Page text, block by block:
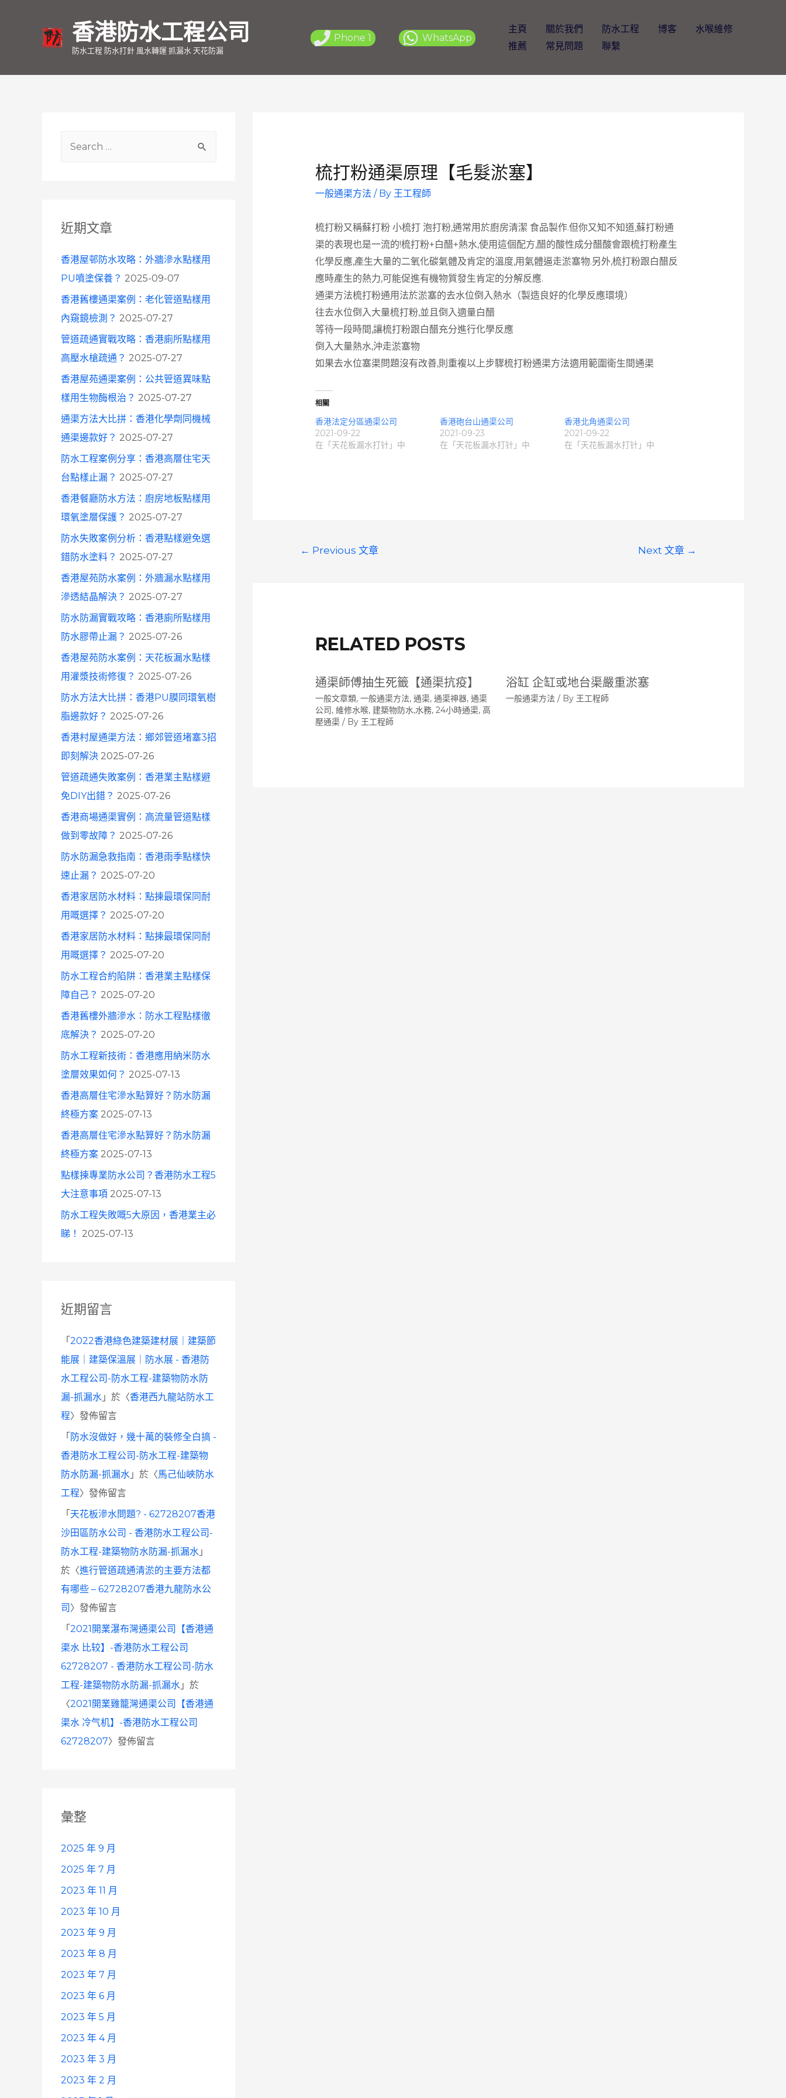
香港防水工程公司
防水工程 防水打針 風水轉運 抓漏水 天花防漏
Phone 1 WhatsApp
主頁 關於我們 防水工程 博客
水喉維修
推薦
常見問題 聯繫
h
近期文章
香港屋邨防水攻略：外牆滲水點樣用
PU噴塗保養？ 2025-09-07
香港舊樓通渠案例：老化管道點樣用
內窺鏡檢測？ 2025-07-27
管道疏通實戰攻略：香港廁所點樣用
高壓水槍疏通？ 2025-07-27
香港屋苑通渠案例：公共管道異味點
樣用生物酶根治？ 2025-07-27
通渠方法大比拼：香港化學劑同機械
通渠邊款好？ 2025-07-27
防水工程案例分享：香港高層住宅天
台點樣止漏？ 2025-07-27
香港餐廳防水方法：廚房地板點樣用
環氧塗層保護？ 2025-07-27
防水失敗案例分析：香港點樣避免選
錯防水塗料？ 2025-07-27
香港屋苑防水案例：外牆漏水點樣用
滲透結晶解決？ 2025-07-27
防水防漏實戰攻略：香港廁所點樣用
防水膠帶止漏？ 2025-07-26
香港屋苑防水案例：天花板漏水點樣
用灌漿技術修復？ 2025-07-26
防水方法大比拼：香港PU膜同環氧樹
脂邊款好？ 2025-07-26
香港村屋通渠方法：鄉郊管道堵塞3招
即刻解決 2025-07-26
管道疏通失敗案例：香港業主點樣避
免DIY出錯？ 2025-07-26
香港商場通渠實例：高流量管道點樣
做到零故障？ 2025-07-26
防水防漏急救指南：香港雨季點樣快
速止漏？ 2025-07-20
香港家居防水材料：點揀最環保同耐
用嘅選擇？ 2025-07-20
香港家居防水材料：點揀最環保同耐
用嘅選擇？ 2025-07-20
防水工程合約陷阱：香港業主點樣保
障自己？ 2025-07-20
香港舊樓外牆滲水：防水工程點樣徹
底解決？ 2025-07-20
防水工程新技術：香港應用納米防水
塗層效果如何？ 2025-07-13
香港高層住宅滲水點算好？防水防漏
終極方案 2025-07-13
香港高層住宅滲水點算好？防水防漏
終極方案 2025-07-13
點樣揀專業防水公司？香港防水工程5
大注意事項 2025-07-13
防水工程失敗嘅5大原因，香港業主必
睇！
2025-07-13
近期留言
「 2022香港綠色建築建材展｜建築節
能展｜建築保溫展｜防水展 - 香港防
水工程公司-防水工程-建築物防水防
漏-抓漏水 」於〈香港西九龍站防水工
程〉發佈留言
「 防水沒做好，幾十萬的裝修全白搞 -
香港防水工程公司-防水工程-建築物
防水防漏-抓漏水 」於〈馬己仙峽防水
工程〉發佈留言
「 天花板滲水問題? - 62728207香港
沙田區防水公司 - 香港防水工程公司-
防水工程-建築物防水防漏-抓漏水 」
於〈進行管道疏通清淤的主要方法都
有哪些 – 62728207香港九龍防水公
司 〉發佈留言
「 2021開業瀑布灣通渠公司【香港通
渠水 比较】-香港防水工程公司
62728207 - 香港防水工程公司-防水
工程-建築物防水防漏-抓漏水 」於
〈2021開業雞籠灣通渠公司【香港通
渠水 冷气机】-香港防水工程公司
62728207〉發佈留言
彙整
2025 年 9 月
2025 年 7 月
2023 年 11 月
2023 年 10 月
2023 年 9 月
2023 年 8 月
2023 年 7 月
2023 年 6 月
2023 年 5 月
2023 年 4 月
2023 年 3 月
2023 年 2 月
梳打粉通渠原理【毛髮淤塞】
一般通渠方法 / By 王工程師
梳打粉又稱蘇打粉 小梳打 泡打粉,通常用於廚房清潔 食品製作.但你又知不知道,蘇打粉通
渠的表現也是一流的!梳打粉+白醋+熱水,使用這個配方,醋的酸性成分醋酸會跟梳打粉產生
化學反應,產生大量的二氧化碳氣體及肯定的溫度,用氣體逼走淤塞物.另外,梳打粉跟白醋反
應時產生的熱力,可能促進有機物質發生肯定的分解反應.
通渠方法梳打粉通用法於淤塞的去水位倒入熱水（製造良好的化學反應環境）
往去水位倒入大量梳打粉,並且倒入適量白醋
等待一段時間,讓梳打粉跟白醋充分進行化學反應
倒入大量熱水,沖走淤塞物
如果去水位塞渠問題沒有改善,則重複以上步驟梳打粉通渠方法適用範圍衛生間通渠
相關
香港法定分區通渠公司
2021-09-22
在「天花板漏水打针」中
香港砲台山通渠公司
2021-09-23
在「天花板漏水打针」中
香港北角通渠公司
2021-09-22
在「天花板漏水打针」中
← Previous 文章 Next 文章 →
RELATED POSTS
通渠師傅抽生死籤【通渠抗疫】
一般文章類, 一般通渠方法, 通渠, 通渠神器, 通渠
公司, 維修水喉, 建築物防水,水務, 24小時通渠, 高
壓通渠/ By 王工程師
浴缸 企缸或地台渠嚴重淤塞
一般通渠方法 / By 王工程師